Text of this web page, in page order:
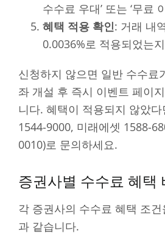
수수료 우대’ 또는 ‘무료
혜택 적용 확인: 거래 내
0.0036%로 적용되었는
신청하지 않으면 일반 수수료
좌 개설 후 즉시 이벤트 페이
니다. 혜택이 적용되지 않았
1544-9000, 미래에셋 1588-
0010)로 문의하세요.
증권사별 수수료 혜택
각 증권사의 수수료 혜택 조
과 같습니다.